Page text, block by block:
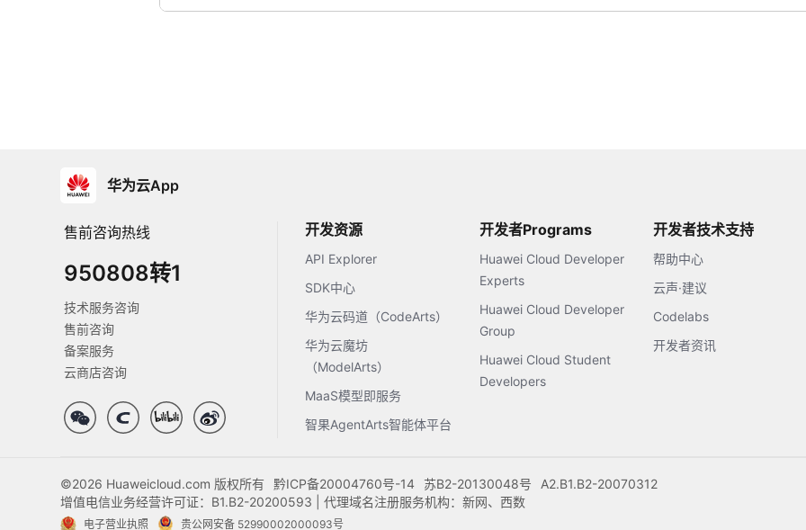
华为云App
售前咨询热线
950808转1
技术服务咨询
售前咨询
备案服务
云商店咨询
开发资源
API Explorer
SDK中心
华为云码道（CodeArts）
华为云魔坊
（ModelArts）
MaaS模型即服务
智果AgentArts智能体平台
开发者Programs
Huawei Cloud Developer
Experts
Huawei Cloud Developer
Group
Huawei Cloud Student
Developers
开发者技术支持
帮助中心
云声·建议
Codelabs
开发者资讯
©2026 Huaweicloud.com 版权所有 黔ICP备20004760号-14 苏B2-20130048号
A2.B1.B2-20070312
增值电信业务经营许可证：B1.B2-20200593 | 代理域名注册服务机构：新网、西数
电子营业执照 贵公网安备 52990002000093号